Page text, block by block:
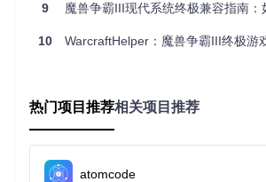
部署工具方案：三级操作路径指
确保魔兽争霸III游戏文件完整，建议备
m.dll文件
获取WarcraftHelper工具包，包含三个
l、WarcraftHelper.dll和
9 魔兽争霸III现代系统终极兼容指南：如何让经典游
10 WarcraftHelper：魔兽争霸III终极游戏
热门项目推荐相关项目推荐
atomcode